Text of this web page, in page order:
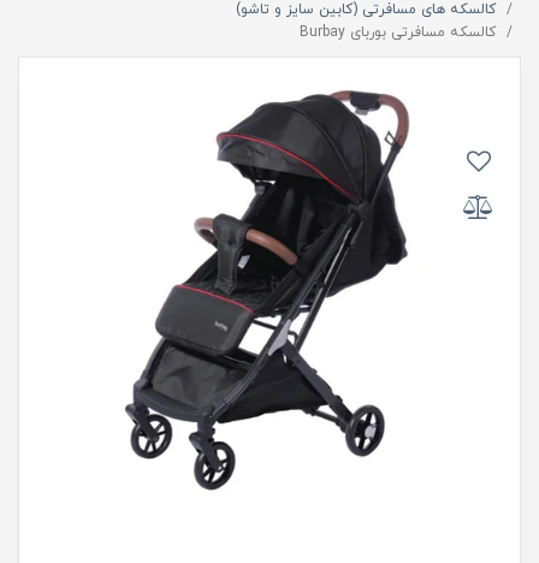
کالسکه های مسافرتی (کابین سایز و تاشو)
کالسکه مسافرتی بوربای Burbay